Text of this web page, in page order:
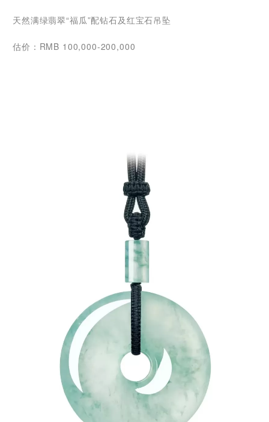
天然满绿翡翠“福瓜”配钻石及红宝石吊坠
估价：RMB 100,000-200,000